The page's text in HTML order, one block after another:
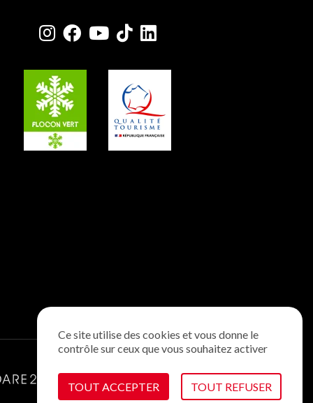
Ce site utilise des cookies et vous donne le
contrôle sur ceux que vous souhaitez activer
TOUT ACCEPTER TOUT REFUSER